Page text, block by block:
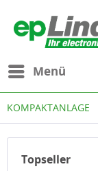
Menü
KOMPAKTANLAGE
Topseller